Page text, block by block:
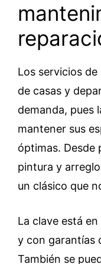
Los servicios
de casas y
demanda, pues
mantener sus
óptimas. Desde
pintura y
un clásico que
La clave está
y con garantías
También se